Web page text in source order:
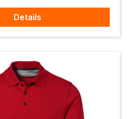
Details